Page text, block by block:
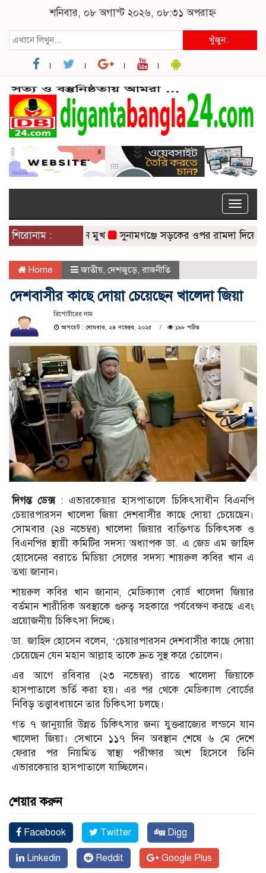
শনিবার, ০৮ অগাস্ট ২০২৬, ০৮:৩১ অপরাহ্ন
খুঁজুন..
Toggle
শিরোনাম :
যোগ হচ্ছে নতুন মুখ সুনামগঞ্জে সড়কের ওপর রামদা দিয়ে
Home জাতীয় দেশজুড়ে রাজনীতি
দেশবাসীর কাছে দোয়া চেয়েছেন খালেদা জিয়া
রিপোর্টারের নাম
আপডেট : সোমবার, ২৪ নভেম্বর, ২০২৫
১৯৮ পঠিত
দিগন্ত ডেক্স : এভারকেয়ার হাসপাতালে চিকিৎসাধীন বিএনপি
চেয়ারপারসন খালেদা জিয়া দেশবাসীর কাছে দোয়া চেয়েছেন।
সোমবার (২৪ নভেম্বর) খালেদা জিয়ার ব্যক্তিগত চিকিৎসক ও
বিএনপির স্থায়ী কমিটির সদস্য অধ্যাপক ডা. এ জেড এম জাহিদ
হোসেনের বরাতে মিডিয়া সেলের সদস্য শায়রুল কবির খান এ
তথ্য জানান।
শায়রুল কবির খান জানান, মেডিক্যাল বোর্ড খালেদা জিয়ার
বর্তমান শারীরিক অবস্থাকে গুরুত্ব সহকারে পর্যবেক্ষণ করছে এবং
প্রয়োজনীয় চিকিৎসা দিচ্ছে।
ডা. জাহিদ হোসেন বলেন, ‘চেয়ারপারসন দেশবাসীর কাছে দোয়া
চেয়েছেন যেন মহান আল্লাহ তাকে দ্রুত সুস্থ করে তোলেন।
এর আগে রবিবার (২৩ নভেম্বর) রাতে খালেদা জিয়াকে
হাসপাতালে ভর্তি করা হয়। এর পর থেকে মেডিক্যাল বোর্ডের
নিবিড় তত্ত্বাবধায়নে তার চিকিৎসা চলছে।
গত ৭ জানুয়ারি উন্নত চিকিৎসার জন্য যুক্তরাজ্যের লন্ডনে যান
খালেদা জিয়া। সেখানে ১১৭ দিন অবস্থান শেষে ৬ মে দেশে
ফেরার পর নিয়মিত স্বাস্থ্য পরীক্ষার অংশ হিসেবে তিনি
এভারকেয়ার হাসপাতালে যাচ্ছিলেন।
শেয়ার করুন
Facebook Twitter Digg
Linkedin Reddit Google Plus